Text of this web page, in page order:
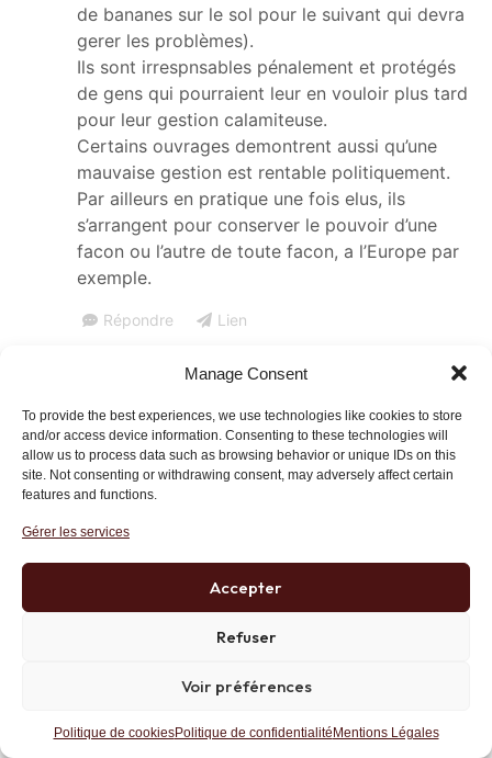
Manage Consent
To provide the best experiences, we use technologies like cookies to store
and/or access device information. Consenting to these technologies will
allow us to process data such as browsing behavior or unique IDs on this
site. Not consenting or withdrawing consent, may adversely affect certain
features and functions.
Gérer les services
Accepter
Refuser
Voir préférences
Politique de cookiesPolitique de confidentialité Mentions Légales
de bananes sur le sol pour le suivant qui devra
gerer les problèmes).
Ils sont irrespnsables pénalement et protégés
de gens qui pourraient leur en vouloir plus tard
pour leur gestion calamiteuse.
Certains ouvrages demontrent aussi qu’une
mauvaise gestion est rentable politiquement.
Par ailleurs en pratique une fois elus, ils
s’arrangent pour conserver le pouvoir d’une
facon ou l’autre de toute facon, a l’Europe par
exemple.
Répondre Lien
Vincent Colot24 septembre 2019 at 13 h 23 min
Merci pour vos éclairages toujours
intéressants, Monsieur Gave.
Mais tout ceci reste « théorique ». Puisque
bien que lorsqu’une crise boursière, telle celle
vendent systématiquement au pire des
années plus tard, lorsque l’essentiel des gains
mais c’est ainsi …